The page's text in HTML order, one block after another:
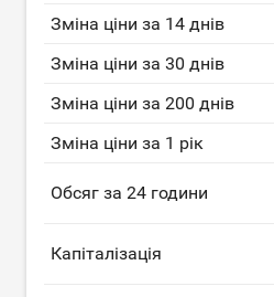
Зміна ціни за 14 днів
Зміна ціни за 30 днів
Зміна ціни за 200 днів
Зміна ціни за 1 рік
Обсяг за 24 години
Капіталізація